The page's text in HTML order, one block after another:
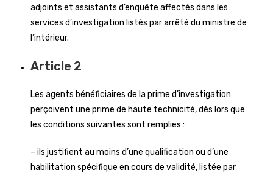
adjoints et assistants d’enquête affectés dans les
services d’investigation listés par arrêté du ministre de
l’intérieur.
Article 2
Les agents bénéficiaires de la prime d’investigation
perçoivent une prime de haute technicité, dès lors que
les conditions suivantes sont remplies :
– ils justifient au moins d’une qualification ou d’une
habilitation spécifique en cours de validité, listée par